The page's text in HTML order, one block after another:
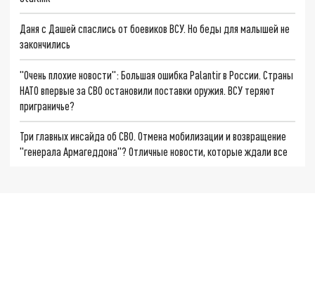
Даня с Дашей спаслись от боевиков ВСУ. Но беды для малышей не
закончились
"Очень плохие новости": Большая ошибка Palantir в России. Страны
НАТО впервые за СВО остановили поставки оружия. ВСУ теряют
приграничье?
Три главных инсайда об СВО. Отмена мобилизации и возвращение
"генерала Армагеддона"? Отличные новости, которые ждали все